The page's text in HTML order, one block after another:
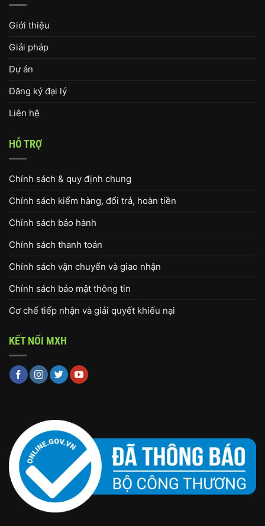
Giới thiệu
Giải pháp
Dự án
Đăng ký đại lý
Liên hệ
HỖ TRỢ
Chính sách & quy định chung
Chính sách kiểm hàng, đổi trả, hoàn tiền
Chính sách bảo hành
Chính sách thanh toán
Chính sách vận chuyển và giao nhận
Chính sách bảo mật thông tin
Cơ chế tiếp nhận và giải quyết khiếu nại
KẾT NỐI MXH